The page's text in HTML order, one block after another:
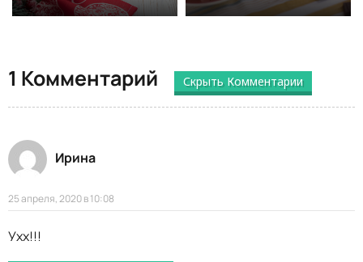
1 Комментарий Скрыть Комментарии
Ирина
25 апреля, 2020 в 10:08
Ухх!!!